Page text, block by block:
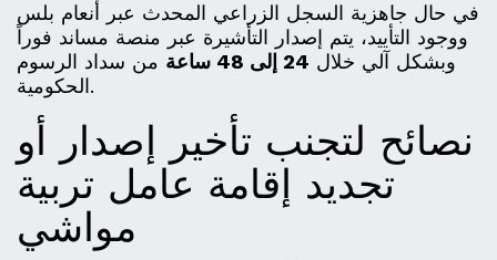
في حال جاهزية السجل الزراعي المحدث عبر أنعام بلس
ووجود التأييد، يتم إصدار التأشيرة عبر منصة مساند فوراً
وبشكل آلي خلال 24 إلى 48 ساعة
من سداد الرسوم
الحكومية.
نصائح لتجنب تأخير إصدار أو
تجديد إقامة عامل تربية
مواشي